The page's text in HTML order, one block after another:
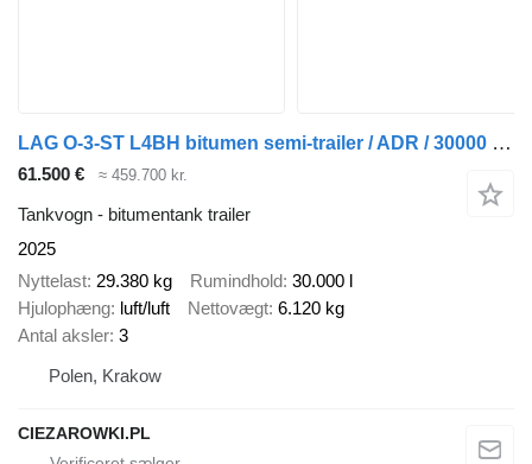
LAG O-3-ST L4BH bitumen semi-trailer / ADR / 30000 l / Several units
61.500 € ≈ 459.700 kr.
Tankvogn - bitumentank trailer
2025
Nyttelast 29.380 kg Rumindhold 30.000 l
Hjulophæng luft/luft Nettovægt 6.120 kg
Antal aksler 3
Polen, Krakow
CIEZAROWKI.PL